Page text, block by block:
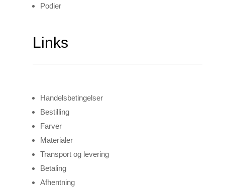
Podier
Links
Handelsbetingelser
Bestilling
Farver
Materialer
Transport og levering
Betaling
Afhentning